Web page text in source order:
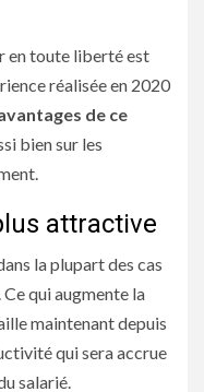
en toute liberté est
réalisée en 2020
de ce
bien sur les
attractive
la plupart des cas
. Ce qui augmente la
maintenant depuis
qui sera accrue
salarié.